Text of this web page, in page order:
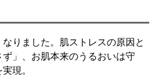
りました。肌ストレスの原因と
」、お肌本来のうるおいは守
現。